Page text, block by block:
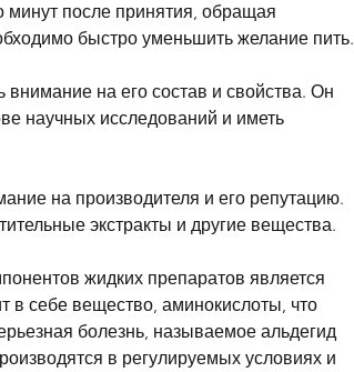
минут после принятия, обращая
быстро уменьшить желание пить.
внимание на его состав и свойства. Он
научных исследований и иметь
на производителя и его репутацию.
экстракты и другие вещества.
жидких препаратов является
в себе вещество, аминокислоты, что
болезнь, называемое альдегид
в регулируемых условиях и